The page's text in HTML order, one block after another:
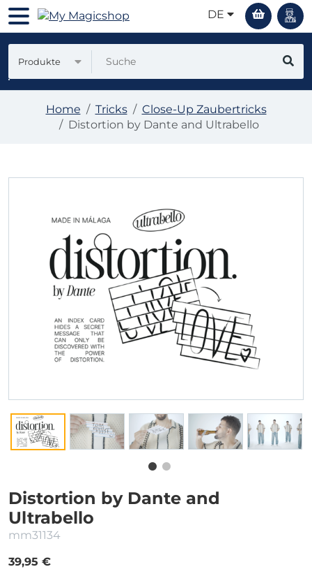
DE
Produkte
Home Tricks
Close-Up Zaubertricks
Distortion by Dante and Ultrabello
Distortion by Dante and
Ultrabello
mm31134
39,95 €